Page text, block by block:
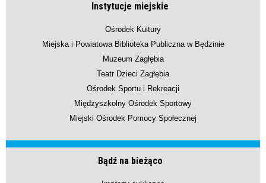
Instytucje miejskie
Ośrodek Kultury
Miejska i Powiatowa Biblioteka Publiczna w Będzinie
Muzeum Zagłębia
Teatr Dzieci Zagłębia
Ośrodek Sportu i Rekreacji
Międzyszkolny Ośrodek Sportowy
Miejski Ośrodek Pomocy Społecznej
Bądź na bieżąco